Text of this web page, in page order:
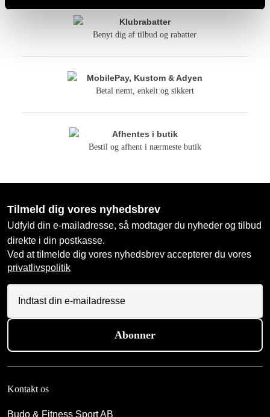
Klubrabatter
Benyt dig af tilbud og rabatter
MobilePay, Kustom & Adyen
Betal nemt, enkelt og sikkert
Afhentes i butik
Bestil og afhent i nærmeste butik
Tilmeld dig vores nyhedsbrev
Udfyld din e-mailadresse, så modtager du nyheder og tilbud
direkte i din postkasse.
Ved at tilmelde dig vores nyhedsbrev accepterer du vores
privatlivspolitik
Abonner
Kontakt os
Budo & Fitness Sport AB